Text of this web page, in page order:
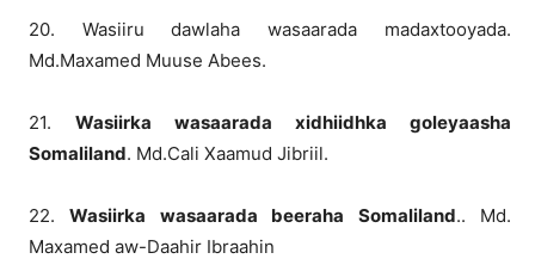
20. Wasiiru dawlaha wasaarada madaxtooyada.
Md.Maxamed Muuse Abees.
21. Wasiirka wasaarada xidhiidhka goleyaasha
Somaliland. Md.Cali Xaamud Jibriil.
22.Wasiirka wasaarada beeraha Somaliland.. Md.
Maxamed aw-Daahir Ibraahin